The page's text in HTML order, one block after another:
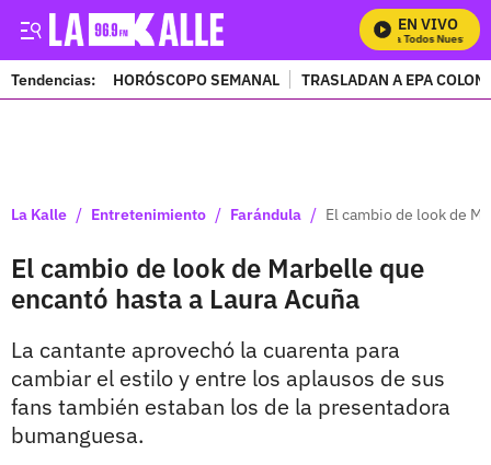
EN VIVO
Mira Todos Nuestros
Tendencias: HORÓSCOPO SEMANAL TRASLADAN A EPA
La Kalle / Entretenimiento / Farándula / El cambio de look de
El cambio de look de Marbelle que
encantó hasta a Laura Acuña
La cantante aprovechó la cuarenta para
cambiar el estilo y entre los aplausos de sus
fans también estaban los de la presentadora
bumanguesa.